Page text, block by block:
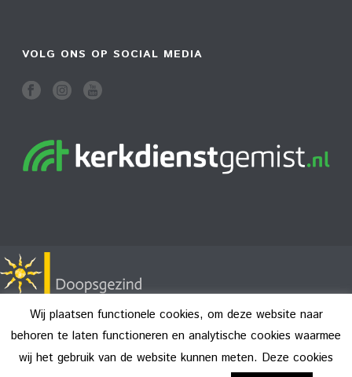
VOLG ONS OP SOCIAL MEDIA
Copyright All Rights Reserved © 2026
Wij plaatsen functionele cookies, om deze website naar
behoren te laten functioneren en analytische cookies waarmee
wij het gebruik van de website kunnen meten. Deze cookies